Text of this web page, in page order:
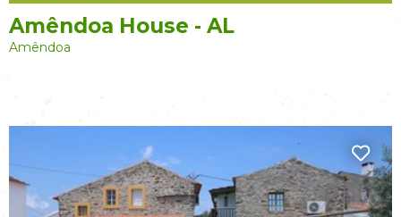
Amêndoa House - AL
Amêndoa